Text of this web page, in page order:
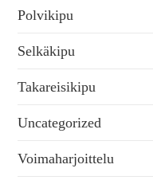
Polvikipu
Selkäkipu
Takareisikipu
Uncategorized
Voimaharjoittelu